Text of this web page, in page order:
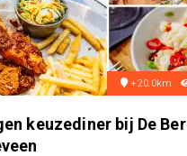
+20.0km
keuzediner bij De